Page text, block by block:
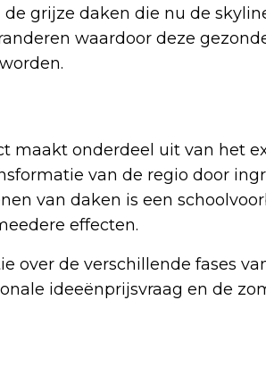
grijze daken die nu de
waardoor deze
maakt onderdeel uit van het
van de regio door
van daken is een
effecten.
over de verschillende fases
ideeënprijsvraag en de